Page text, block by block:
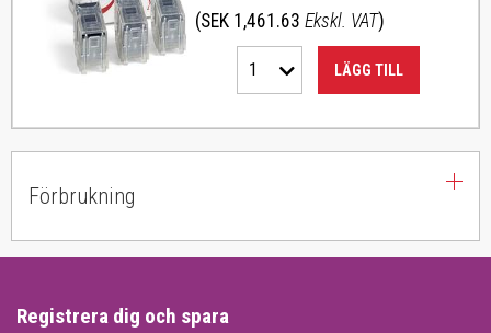
(SEK 1,461.63 Ekskl. VAT)
1 LÄGG TILL
Förbrukning
Registrera dig och spara